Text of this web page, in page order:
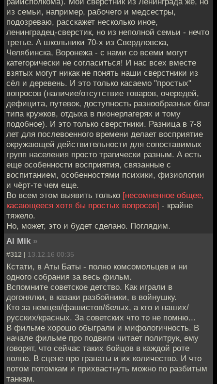
из семьи, например, рабочего и медсестры,
подозреваю, расскажет несколько иное,
ленинградец-сверстик, но из неполной семьи - нечто
третье. А школьники 70-х из Свердловска,
Челябинска, Воронежа - с нами со всеми могут
категорически не согласиться! И нас всех вместе
взятых могут никак не понять наши сверстники из
сёл и деревень. И это только касаемо "простых"
вопросов (наличие/отсутствие товаров, очередей,
дефицита, путевок, доступность разнообразных благ
типа кружков, отдыха в пионерлагерях и тому
подобное). И это только сверстники. Разница в 7-8
лет для послевоенного времени делает восприятие
окружающей действительности для сопоставимых
групп населения просто трагически разным. А есть
еще особенности восприятия, связанные с
воспитанием, особенностями психики, физиологии
и чёрт-те чем еще.
Во всем этом выявить только [несомненное общее,
касающееся хотя бы простых вопросов] - крайне
тяжело.
Но, может, это и будет сделано. Поглядим.
Al Mik »
#312 | 13.12.16 00:35
Кстати, в Аты Баты - полно комсомольцев и ни
одного собрания за весь фильм.
Вспомните советское детство. Как играли в
догонялки, в казаки разбойники, в войнушку.
Кто за немцев/фашистов/белых, а кто и наших/
русских/красных. За советских что то не помню...
В фильме хорошо обыграли и мифологичность. В
начале фильме про подвиги читает политрук, ему
говорят, что сейчас таких бойцов в каждой роте
полно. В сцене про гранаты и их количество. И что
потом потомкам и прихвастнуть можно по разбитым
танкам.